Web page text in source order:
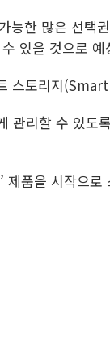
한 많은 선택
있을 것으로
스토리지
리할 수 있도
품을 시작으